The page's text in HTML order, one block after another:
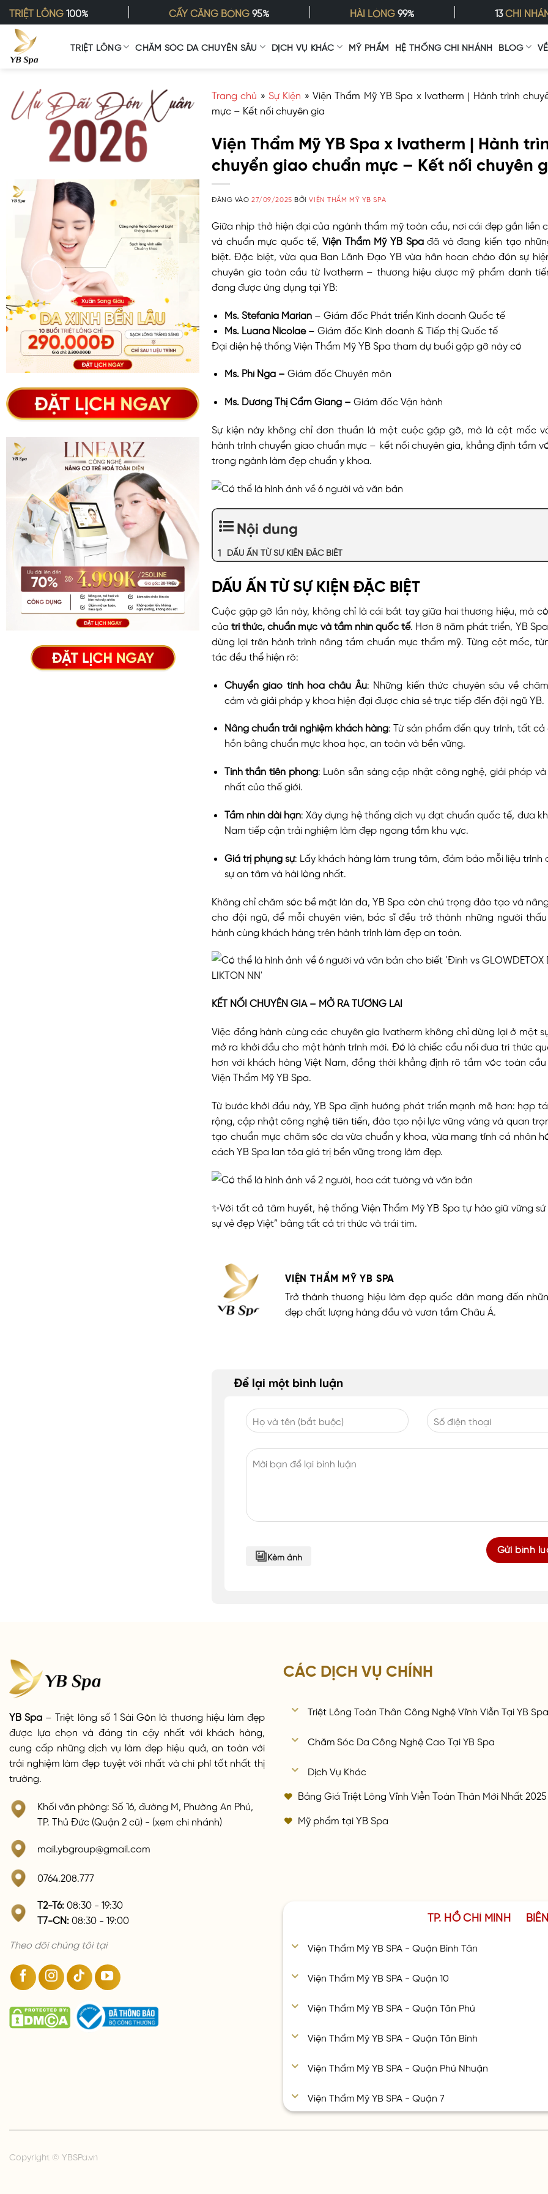
dung
TRIỆT LÔNG 100% CẤY CĂNG BÓNG 95% HÀI LÒNG99% 13CHI
TRIỆT LÔNG CHĂM SÓC DA CHUYÊN SÂU DỊCH VỤ KHÁC MỸ PHẨM HỆ THỐNG CHI NHÁNH BLOG
Trang chủ » Sự Kiện »Viện Thẩm Mỹ YB Spa x Ivatherm | Hành trình
mực – Kết nối chuyên gia
Viện Thẩm Mỹ YB Spa x Ivatherm | Hành
chuyển giao chuẩn mực – Kết nối chuyên
ĐĂNG VÀO27/09/2025 BỞIVIỆN THẨM MỸ YB SPA
Giữa nhịp thở hiện đại của ngành thẩm mỹ toàn cầu, nơi cái đẹp gắn liền
và chuẩn mực quốc tế,Viện Thẩm Mỹ YB Spađã và đang kiến tạo
biệt. Đặc biệt, vừa qua Ban Lãnh Đạo YB vừa hân hoan chào đón sự
chuyên gia toàn cầu từ Ivatherm – thương hiệu dược mỹ phẩm danh
đang được ứng dụng tại YB:
Ms. Stefania Marian– Giám đốc Phát triển Kinh doanh Quốc tế
Ms. Luana Nicolae– Giám đốc Kinh doanh & Tiếp thị Quốc tế
Đại diện hệ thống Viện Thẩm Mỹ YB Spa tham dự buổi gặp gỡ này có
Ms. Phí Nga – Giám đốc Chuyên môn
Ms. Dương Thị Cẩm Giang – Giám đốc Vận hành
Sự kiện này không chỉ đơn thuần là một cuộc gặp gỡ, mà là cột mốc
hành trình chuyển giao chuẩn mực – kết nối chuyên gia, khẳng định tầm
trong ngành làm đẹp chuẩn y khoa.
Nội dung
DẤU ẤN TỪ SỰ KIỆN ĐẶC BIỆT
DẤU ẤN TỪ SỰ KIỆN ĐẶC BIỆT
Cuộc gặp gỡ lần này, không chỉ là cái bắt tay giữa hai thương hiệu, mà
củatri thức, chuẩn mực và tầm nhìn quốc tế. Hơn 8 năm phát triển, YB
dừng lại trên hành trình nâng tầm chuẩn mực thẩm mỹ. Từng cột mốc,
tác đều thể hiện rõ:
Chuyển giao tinh hoa châu Âu: Những kiến thức chuyên sâu về
cảm và giải pháp y khoa hiện đại được chia sẻ trực tiếp đến đội ngũ YB.
Nâng chuẩn trải nghiệm khách hàng: Từ sản phẩm đến quy trình, tất
hồn bằng chuẩn mực khoa học, an toàn và bền vững.
Tinh thần tiên phong: Luôn sẵn sàng cập nhật công nghệ, giải pháp
nhất của thế giới.
Tầm nhìn dài hạn: Xây dựng hệ thống dịch vụ đạt chuẩn quốc tế, đưa
Nam tiếp cận trải nghiệm làm đẹp ngang tầm khu vực.
Giá trị phụng sự: Lấy khách hàng làm trung tâm, đảm bảo mỗi liệu trình
sự an tâm và hài lòng nhất.
Không chỉ chăm sóc bề mặt làn da, YB Spa còn chú trọng đào tạo và
cho đội ngũ, để mỗi chuyên viên, bác sĩ đều trở thành những người
hành cùng khách hàng trên hành trình làm đẹp an toàn.
KẾT NỐI CHUYÊN GIA – MỞ RA TƯƠNG LAI
Việc đồng hành cùng các chuyên gia Ivatherm không chỉ dừng lại ở một
mở ra khởi đầu cho một hành trình mới. Đó là chiếc cầu nối đưa tri thức
hơn với khách hàng Việt Nam, đồng thời khẳng định rõ tầm vóc toàn
Viện Thẩm Mỹ YB Spa.
Từ bước khởi đầu này, YB Spa định hướng phát triển mạnh mẽ hơn: hợp
rộng, cập nhật công nghệ tiên tiến, đào tạo nội lực vững vàng và quan
tạo chuẩn mực chăm sóc da vừa chuẩn y khoa, vừa mang tính cá nhân
cách YB Spa lan tỏa giá trị bền vững trong làm đẹp.
✨Với tất cả tâm huyết, hệ thống Viện Thẩm Mỹ YB Spa tự hào giữ vững sứ
sự vẻ đẹp Việt” bằng tất cả tri thức và trái tim.
VIỆN THẨM MỸ YB SPA
Trở thành thương hiệu làm đẹp quốc dân mang đến
đẹp chất lượng hàng đầu và vươn tầm Châu Á.
Để lại một bình luận
Kèm ảnh
YB Spa – Triệt lông số 1 Sài Gòn là thương hiệu làm đẹp
được lựa chọn và đáng tin cậy nhất với khách hàng,
cung cấp những dịch vụ làm đẹp hiệu quả, an toàn với
trải nghiệm làm đẹp tuyệt vời nhất và chi phí tốt nhất thị
trường.
Khối văn phòng: Số 16, đường M, Phường An Phú,
TP. Thủ Đức (Quận 2 cũ) - (xem chi nhánh)
mail.ybgroup@gmail.com
0764.208.777
T2-T6: 08:30 - 19:30
T7-CN: 08:30 - 19:00
Theo dõi chúng tôi tại
CÁC DỊCH VỤ CHÍNH
Triệt Lông Toàn Thân Công Nghệ Vĩnh Viễn Tại YB Spa
Chăm Sóc Da Công Nghệ Cao Tại YB Spa
Dịch Vụ Khác
Bảng Giá Triệt Lông Vĩnh Viễn Toàn Thân Mới Nhất 2025
Mỹ phẩm tại YB Spa
TP. HỒ CHÍ MINH
Viện Thẩm Mỹ YB SPA - Quận Bình Tân
Viện Thẩm Mỹ YB SPA - Quận 10
Viện Thẩm Mỹ YB SPA - Quận Tân Phú
Viện Thẩm Mỹ YB SPA - Quận Tân Bình
Viện Thẩm Mỹ YB SPA - Quận Phú Nhuận
Viện Thẩm Mỹ YB SPA - Quận 7
Copyright © YBSPa.vn